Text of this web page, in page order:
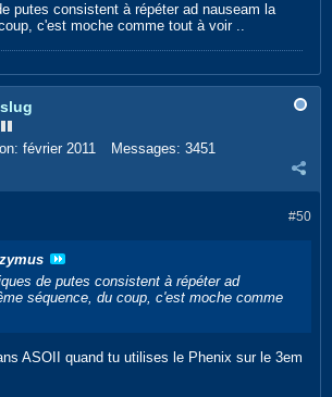
putes consistent à répéter ad nauseam la
c'est moche comme tout à voir ..
février 2011 Messages: 3451
#50
de putes consistent à répéter ad
séquence, du coup, c'est moche comme
ASOII quand tu utilises le Phenix sur le 3em